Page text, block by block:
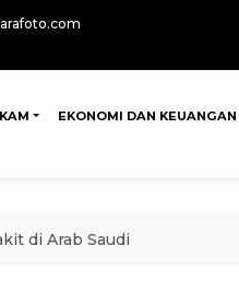
EKONOMI DAN KEUANGAN
di Arab Saudi